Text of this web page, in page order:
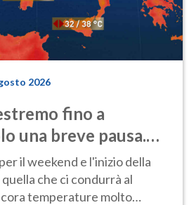
2026
fino a
una breve pausa.
il weekend e l'inizio della
che ci condurrà al
temperature molto